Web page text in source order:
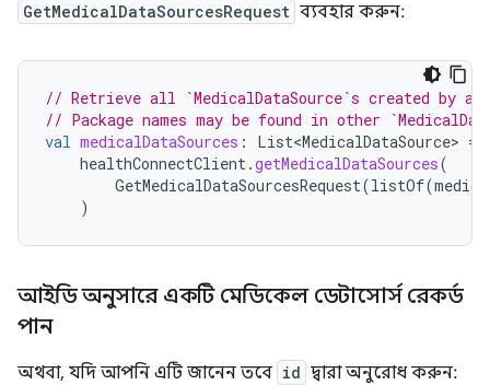
GetMedicalDataSourcesRequest ব্যবহার করুন:
// Retrieve all `MedicalDataSource`s created by
// Package names may be found in other
val medicalDataSources : List<MedicalDataSource> =
healthConnectClient.getMedicalDataSources(
GetMedicalDataSourcesRequest(listOf(
)
আইডি অনুসারে একটি মেডিকেল ডেটাসোর্স রেকর্ড
পান
অথবা, যদি আপনি এটি জানেন তবে id দ্বারা অনুরোধ করুন: